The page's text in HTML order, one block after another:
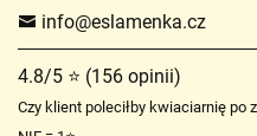
info@eslamenka.cz
4.8/5 ⭐ (156 opinii)
Czy klient poleciłby kwiaciarnię po